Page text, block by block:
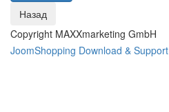
Copyright MAXXmarketing GmbH
JoomShopping Download & Support